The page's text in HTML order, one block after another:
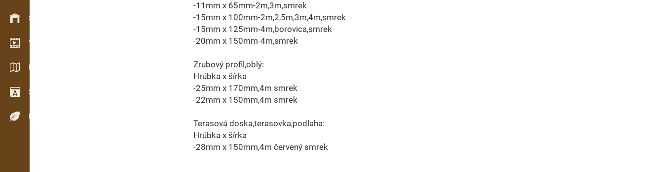
Skladové hospodářství
Video showroom
Katalogy / Brožury
Slovník
Dřeviny
-11mm x 65mm-2m,3m,smrek
-15mm x 100mm-2m,2,5m,3m,4m,smrek
-15mm x 125mm-4m,borovica,smrek
-20mm x 150mm-4m,smrek
Zrubový profil,oblý:
Hrúbka x šírka
-25mm x 170mm,4m smrek
-22mm x 150mm,4m smrek
Terasová doska,terasovka,podlaha:
Hrúbka x šírka
-28mm x 150mm,4m červený smrek